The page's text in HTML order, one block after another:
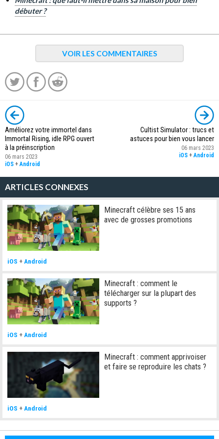
débuter ?
VOIR LES COMMENTAIRES
Améliorez votre immortel dans
Immortal Rising, idle RPG ouvert
à la préinscription
06 mars 2023
iOS + Android
Cultist Simulator : trucs et
astuces pour bien vous lancer
06 mars 2023
iOS + Android
ARTICLES CONNEXES
Minecraft célèbre ses 15 ans
avec de grosses promotions
iOS + Android
Minecraft : comment le
télécharger sur la plupart des
supports ?
iOS + Android
Minecraft : comment apprivoiser
et faire se reproduire les chats ?
iOS + Android